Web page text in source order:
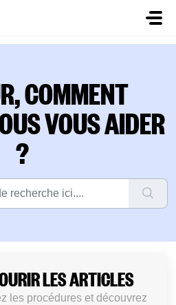
COMMENT
VOUS AIDER
?
LES ARTICLES
les procédures et découvrez